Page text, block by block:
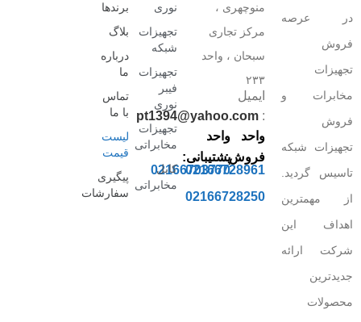
در عرصه
فروش
تجهیزات
مخابرات و
فروش
تجهیزات شبکه
تاسیس گردید.
از مهمترین
اهداف این
شرکت ارائه
جدیدترین
محصولات
منوچهری ،
مرکز تجاری
سبحان ، واحد
۲۳۳
ایمیل
:
pt1394@yahoo.com
واحد
فروش:
02166728961
02166728250
واحد
پشتیبانی:
02166703770
نوری
تجهیزات
شبکه
تجهیزات
فیبر
نوری
تجهیزات
مخابراتی
کابل
مخابراتی
برندها
بلاگ
درباره
ما
تماس
با ما
لیست
قیمت
پیگیری
سفارشات